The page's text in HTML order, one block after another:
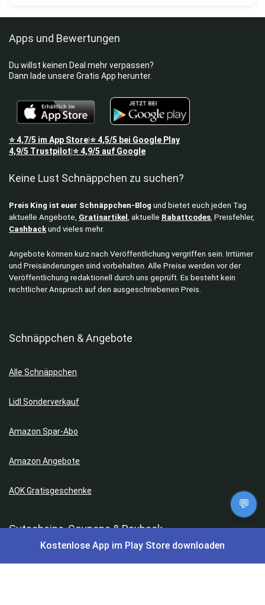
Apps und Bewertungen
Du willst keinen Deal mehr verpassen?
Dann lade unsere Gratis App herunter.
⭐4,7/5 im App Store|⭐4,5/5 bei Google Play
4,9/5 Trustpilot|⭐4,9/5 auf Google
Keine Lust Schnäppchen zu suchen?
Preis King ist euer Schnäppchen-Blog und bietet euch jeden Tag
aktuelle Angebote, Gratisartikel , aktuelle Rabattcodes, Preisfehler,
Cashbackund vieles mehr.
Angebote können kurz nach Veröffentlichung vergriffen sein. Irrtümer
und Preisänderungen sind vorbehalten. Alle Preise werden vor der
Veröffentlichung redaktionell durch uns geprüft. Es besteht kein
rechtlicher Anspruch auf den ausgeschriebenen Preis.
Schnäppchen & Angebote
Alle Schnäppchen
Lidl Sonderverkauf
Amazon Spar-Abo
Amazon Angebote
AOK Gratisgeschenke
Gutscheine, Coupons & Payback
Coupons & Gutscheine
💬
Kostenlose App im Play Store downloaden